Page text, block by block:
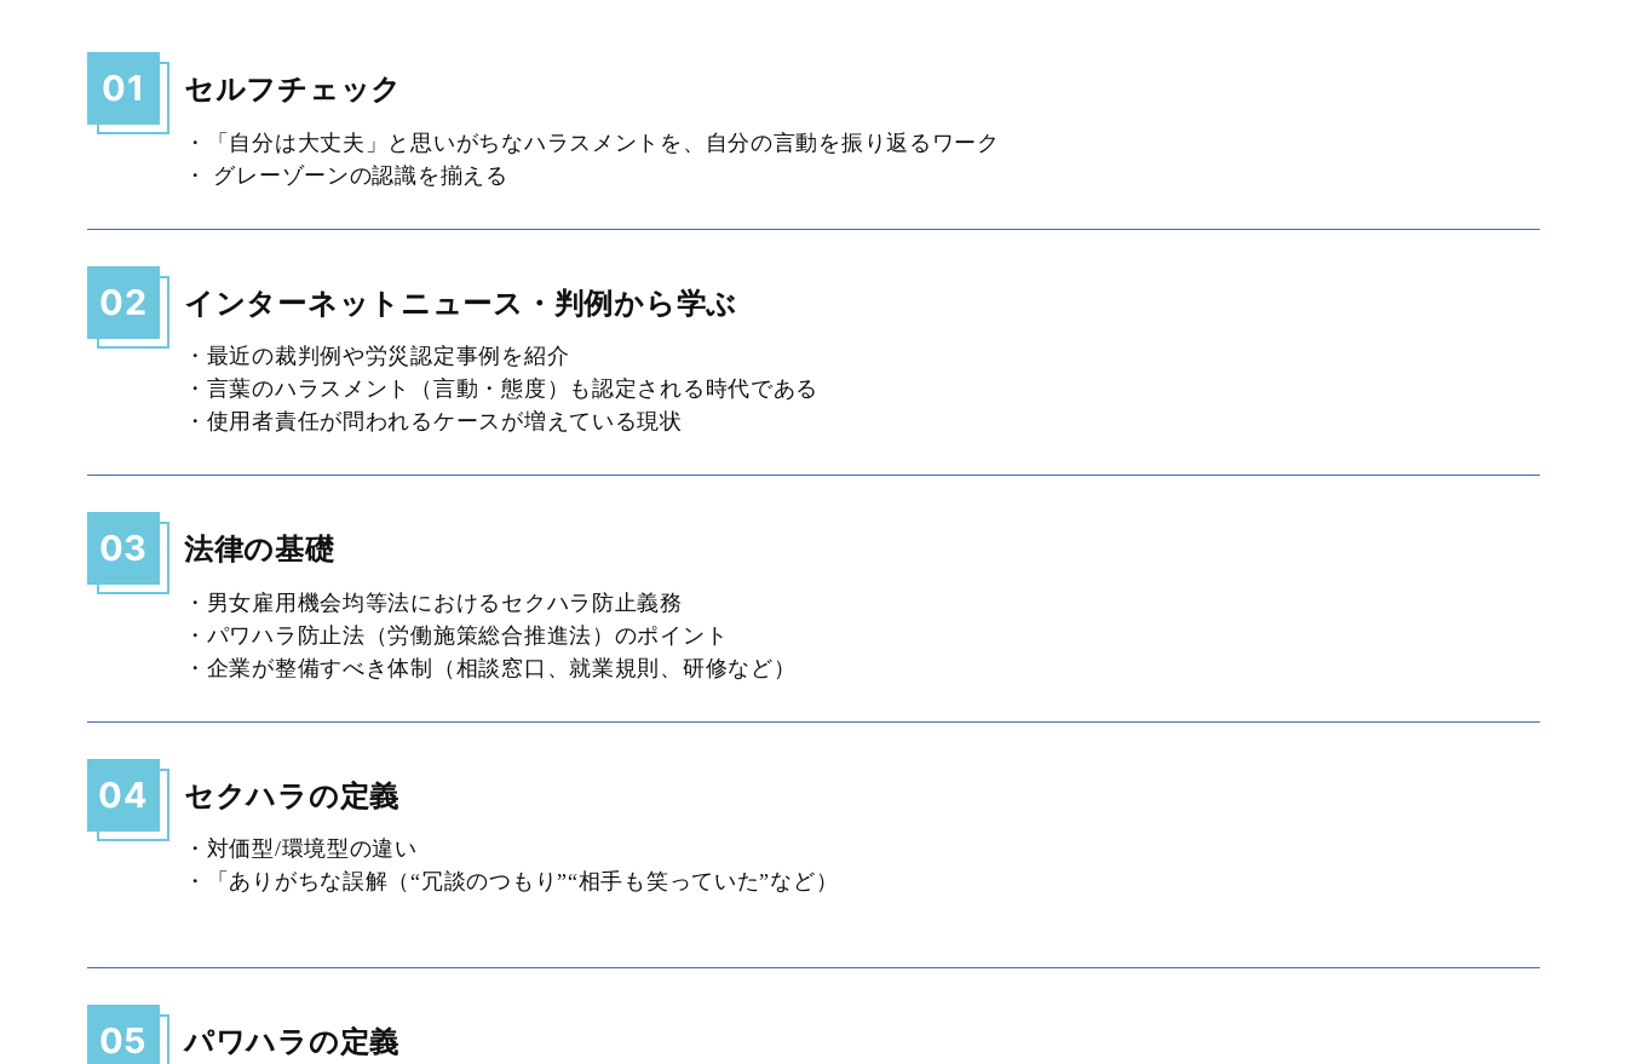
01 セルフチェック
・「自分は大丈夫」と思いがちなハラスメントを、自分の言動を振り返るワーク
・ グレーゾーンの認識を揃える
02 インターネットニュース・判例から学ぶ
・最近の裁判例や労災認定事例を紹介
・言葉のハラスメント（言動・態度）も認定される時代である
・使用者責任が問われるケースが増えている現状
03 法律の基礎
・男女雇用機会均等法におけるセクハラ防止義務
・パワハラ防止法（労働施策総合推進法）のポイント
・企業が整備すべき体制（相談窓口、就業規則、研修など）
04 セクハラの定義
・対価型/環境型の違い
・「ありがちな誤解（“冗談のつもり”“相手も笑っていた”など）
05 パワハラの定義